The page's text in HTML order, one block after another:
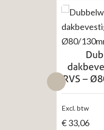
RVS –
Excl. btw
€33,06